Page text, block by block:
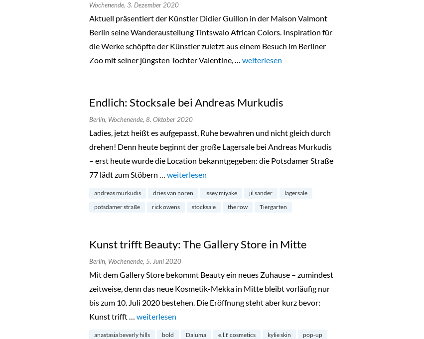
Wochenende, 3. Dezember 2020
Aktuell präsentiert der Künstler Didier Guillon in der Maison Valmont
Berlin seine Wanderaustellung Tintswalo African Colors. Inspiration für
die Werke schöpfte der Künstler zuletzt aus einem Besuch im Berliner
Zoo mit seiner jüngsten Tochter Valentine, … „Tintswalo African Colors in Wilmersdorf“
weiterlesen
Endlich: Stocksale bei Andreas Murkudis
Berlin, Wochenende, 8. Oktober 2020
Ladies, jetzt heißt es aufgepasst, Ruhe bewahren und nicht gleich durch
drehen! Denn heute beginnt der große Lagersale bei Andreas Murkudis
– erst heute wurde die Location bekanntgegeben: die Potsdamer Straße
77 lädt zum Stöbern … „Endlich: Stocksale bei Andreas Murkudis“
weiterlesen
andreas murkudis dries van noren issey miyake jil sander
lagersale
potsdamer straße
rick owens stocksale the row Tiergarten
Kunst trifft Beauty: The Gallery Store in Mitte
Berlin, Wochenende, 5. Juni 2020
Mit dem Gallery Store bekommt Beauty ein neues Zuhause – zumindest
zeitweise, denn das neue Kosmetik-Mekka in Mitte bleibt vorläufig nur
bis zum 10. Juli 2020 bestehen. Die Eröffnung steht aber kurz bevor:
Kunst trifft … „Kunst trifft Beauty: The Gallery Store in Mitte“
weiterlesen
anastasia beverly hills bold Daluma e.l.f. cosmetics kylie skin
pop-up